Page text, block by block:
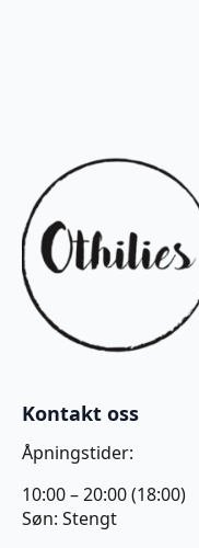
Kontakt oss
Åpningstider:
10:00 – 20:00 (18:00)
Søn: Stengt